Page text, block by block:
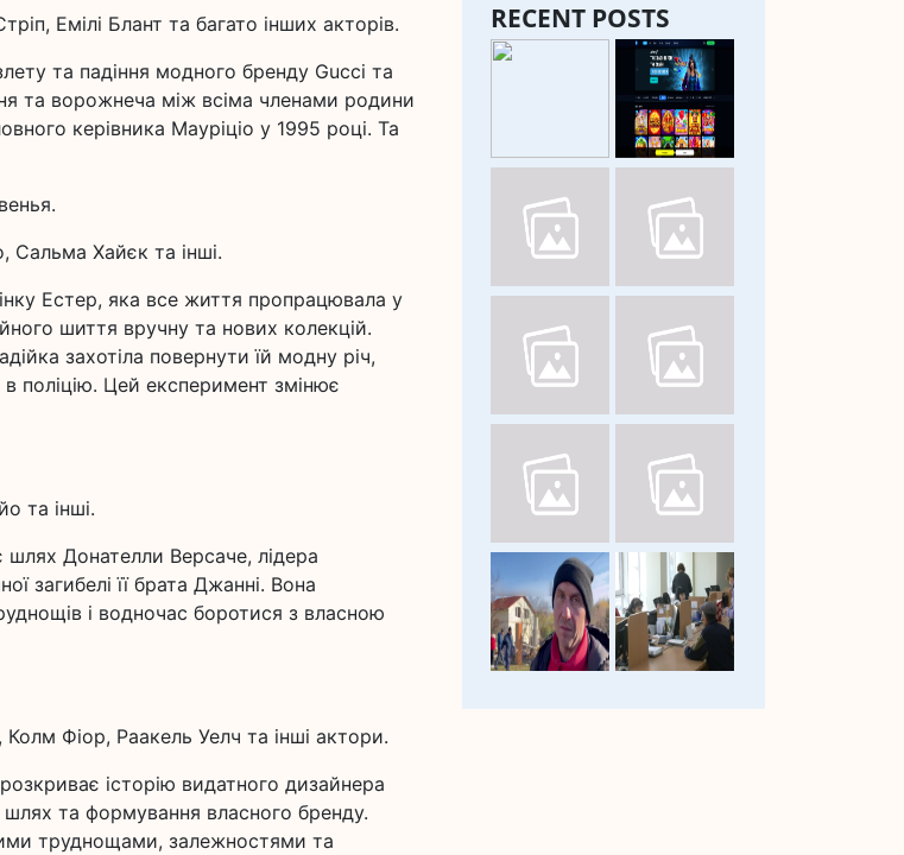
RECENT POSTS
Емілі Блант та багато інших акторів.
та падіння модного бренду Gucci та
та ворожнеча між всіма членами родини
керівника Мауріціо у 1995 році. Та
Сальма Хайєк та інші.
Естер, яка все життя пропрацювала у
шиття вручну та нових колекцій.
захотіла повернути їй модну річ,
поліцію. Цей експеримент змінює
та інші.
Донателли Версаче, лідера
загибелі її брата Джанні. Вона
і водночас боротися з власною
Фіор, Раакель Уелч та інші актори.
історію видатного дизайнера
та формування власного бренду.
труднощами, залежностями та